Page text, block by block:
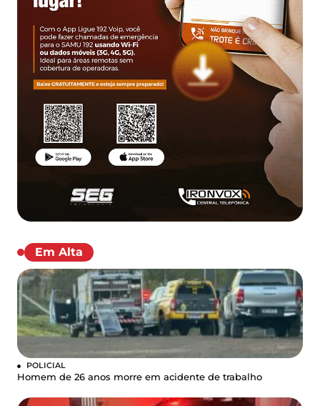
Em Alta
POLICIAL
Homem de 26 anos morre em acidente de trabalho